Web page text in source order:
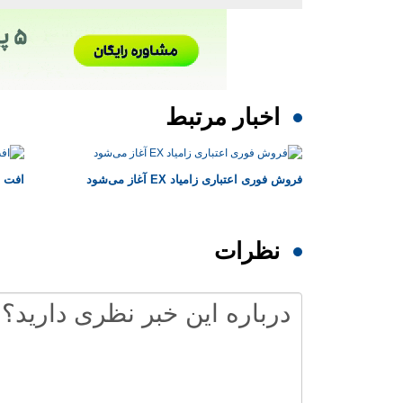
اخبار مرتبط
فروش فوری اعتباری زامیاد EX آغاز می‌شود افت ۲۵ درصدی تولید خودروسازان
نظرات